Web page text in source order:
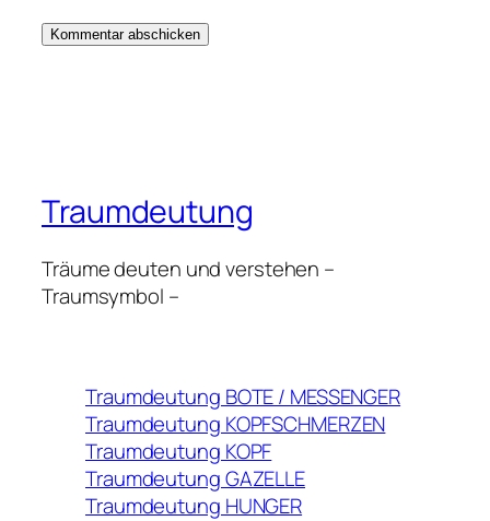
Traumdeutung
Träume deuten und verstehen –
Traumsymbol –
Traumdeutung BOTE / MESSENGER
Traumdeutung KOPFSCHMERZEN
Traumdeutung KOPF
Traumdeutung GAZELLE
Traumdeutung HUNGER